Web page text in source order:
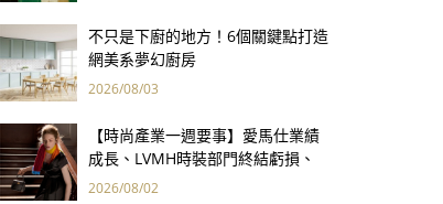
不只是下廚的地方！6個關鍵點打造
網美系夢幻廚房
2026/08/03
【時尚產業一週要事】愛馬仕業績
成長、LVMH時裝部門終結虧損、
Kering轉型策略初現成效、Prada
2026/08/02